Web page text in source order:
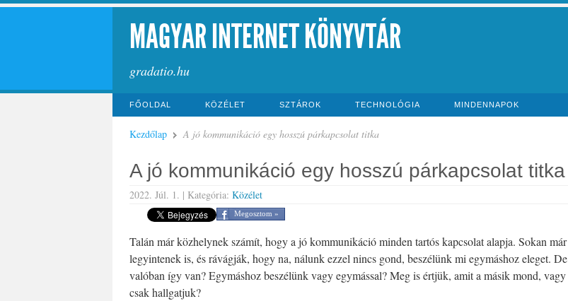
MAGYAR INTERNET KÖNYVTÁR
gradatio.hu
FŐOLDAL KÖZÉLET SZTÁROK TECHNOLÓGIA MINDENNAPOK
Kezdőlap A jó kommunikáció egy hosszú párkapcsolat titka
A jó kommunikáció egy hosszú párkapcsolat titka
2022. Júl. 1. | Kategória: Közélet
Megosztom »
Talán már közhelynek számít, hogy a jó kommunikáció minden tartós kapcsolat alapja. Sokan már
legyintenek is, és rávágják, hogy na, nálunk ezzel nincs gond, beszélünk mi egymáshoz eleget. De
valóban így van? Egymáshoz beszélünk vagy egymással? Meg is értjük, amit a másik mond, vagy
csak hallgatjuk?